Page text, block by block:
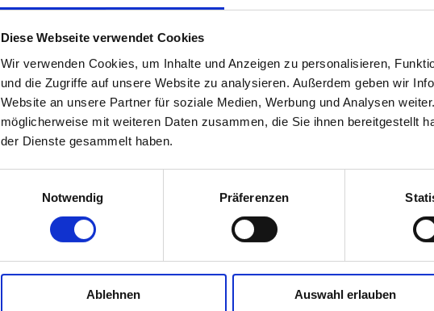
Diese Webseite verwendet Cookies
Wir verwenden Cookies, um Inhalte und Anzeigen zu personalisieren,
und die Zugriffe auf unsere Website zu analysieren. Außerdem geben wir
Website an unsere Partner für soziale Medien, Werbung und Analysen
möglicherweise mit weiteren Daten zusammen, die Sie ihnen bereitgestellt
der Dienste gesammelt haben.
Notwendig
Präferenzen
Ablehnen Auswahl erlauben